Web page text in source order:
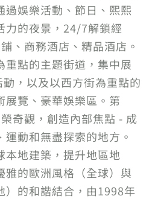
過娛樂活動、節日、熙熙
力的夜景，24/7解鎖經
、商務酒店、精品酒店。
重點的主題街道，集中展
，以及以西方街為重點的
展覽、豪華娛樂區。第
奇觀，創造內部焦點 - 成
動和無盡探索的地方。
本地建築，提升地區地
雅的歐洲風格（全球）與
）的和諧結合，由1998年